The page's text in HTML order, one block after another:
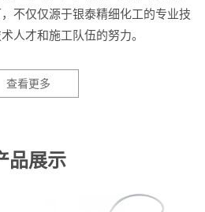
不仅仅源于银泰精细化工的专业技
人才和施工队伍的努力。
查看更多
品展示